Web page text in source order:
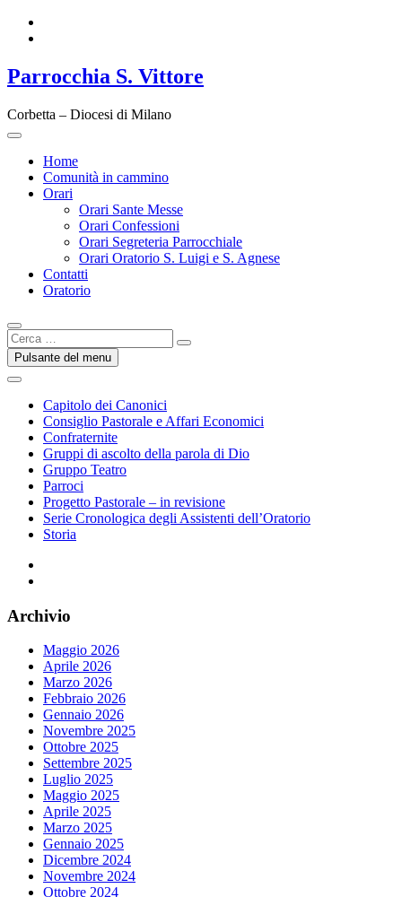
Parrocchia S. Vittore
Corbetta – Diocesi di Milano
Home
Comunità in cammino
Orari
Orari Sante Messe
Orari Confessioni
Orari Segreteria Parrocchiale
Orari Oratorio S. Luigi e S. Agnese
Contatti
Oratorio
Cerca
…Pulsante del menu
Capitolo dei Canonici
Consiglio Pastorale e Affari Economici
Confraternite
Gruppi di ascolto della parola di Dio
Gruppo Teatro
Parroci
Progetto Pastorale – in revisione
Serie Cronologica degli Assistenti dell’Oratorio
Storia
Archivio
Maggio 2026
Aprile 2026
Marzo 2026
Febbraio 2026
Gennaio 2026
Novembre 2025
Ottobre 2025
Settembre 2025
Luglio 2025
Maggio 2025
Aprile 2025
Marzo 2025
Gennaio 2025
Dicembre 2024
Novembre 2024
Ottobre 2024